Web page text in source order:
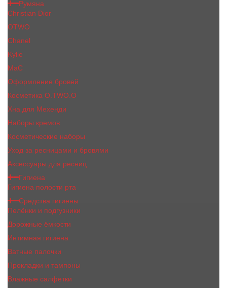
Румяна
Christian Dior
OTWO
Сhanеl
Kylie
MaC
Оформление бровей
Косметика O.TWO.O
Хна для Мехенди
Наборы кремов
Косметические наборы
Уход за ресницами и бровями
Аксессуары для ресниц
Гигиена
Гигиена полости рта
Средства гигиены
Пелёнки и подгузники
Дорожные ёмкости
Интимная гигиена
Ватные палочки
Прокладки и тампоны
Влажные салфетки